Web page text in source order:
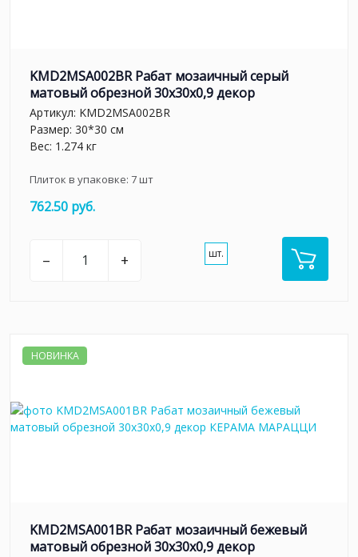
KMD2MSA002BR Рабат мозаичный серый
матовый обрезной 30x30x0,9 декор
Артикул: KMD2MSA002BR
Размер: 30*30 см
Вес: 1.274 кг
Плиток в упаковке: 7шт
762.50 руб.
– + шт.
НОВИНКА
KMD2MSA001BR Рабат мозаичный бежевый
матовый обрезной 30x30x0,9 декор